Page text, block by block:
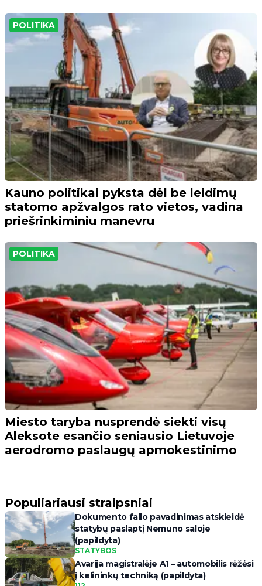
POLITIKA
Kauno politikai pyksta dėl be leidimų
statomo apžvalgos rato vietos, vadina
priešrinkiminiu manevru
POLITIKA
Miesto taryba nusprendė siekti visų
Aleksote esančio seniausio Lietuvoje
aerodromo paslaugų apmokestinimo
Populiariausi straipsniai
Dokumento failo pavadinimas atskleidė
statybų paslaptį Nemuno saloje
(papildyta)
STATYBOS
Avarija magistralėje A1 – automobilis rėžėsi
į kelininkų techniką (papildyta)